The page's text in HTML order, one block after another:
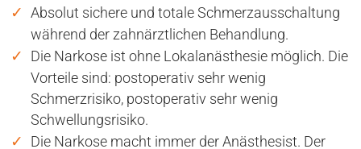
Absolut sichere und totale Schmerzausschaltung
während der zahnärztlichen Behandlung.
Die Narkose ist ohne Lokalanästhesie möglich. Die
Vorteile sind: postoperativ sehr wenig
Schmerzrisiko, postoperativ sehr wenig
Schwellungsrisiko.
Die Narkose macht immer der Anästhesist. Der